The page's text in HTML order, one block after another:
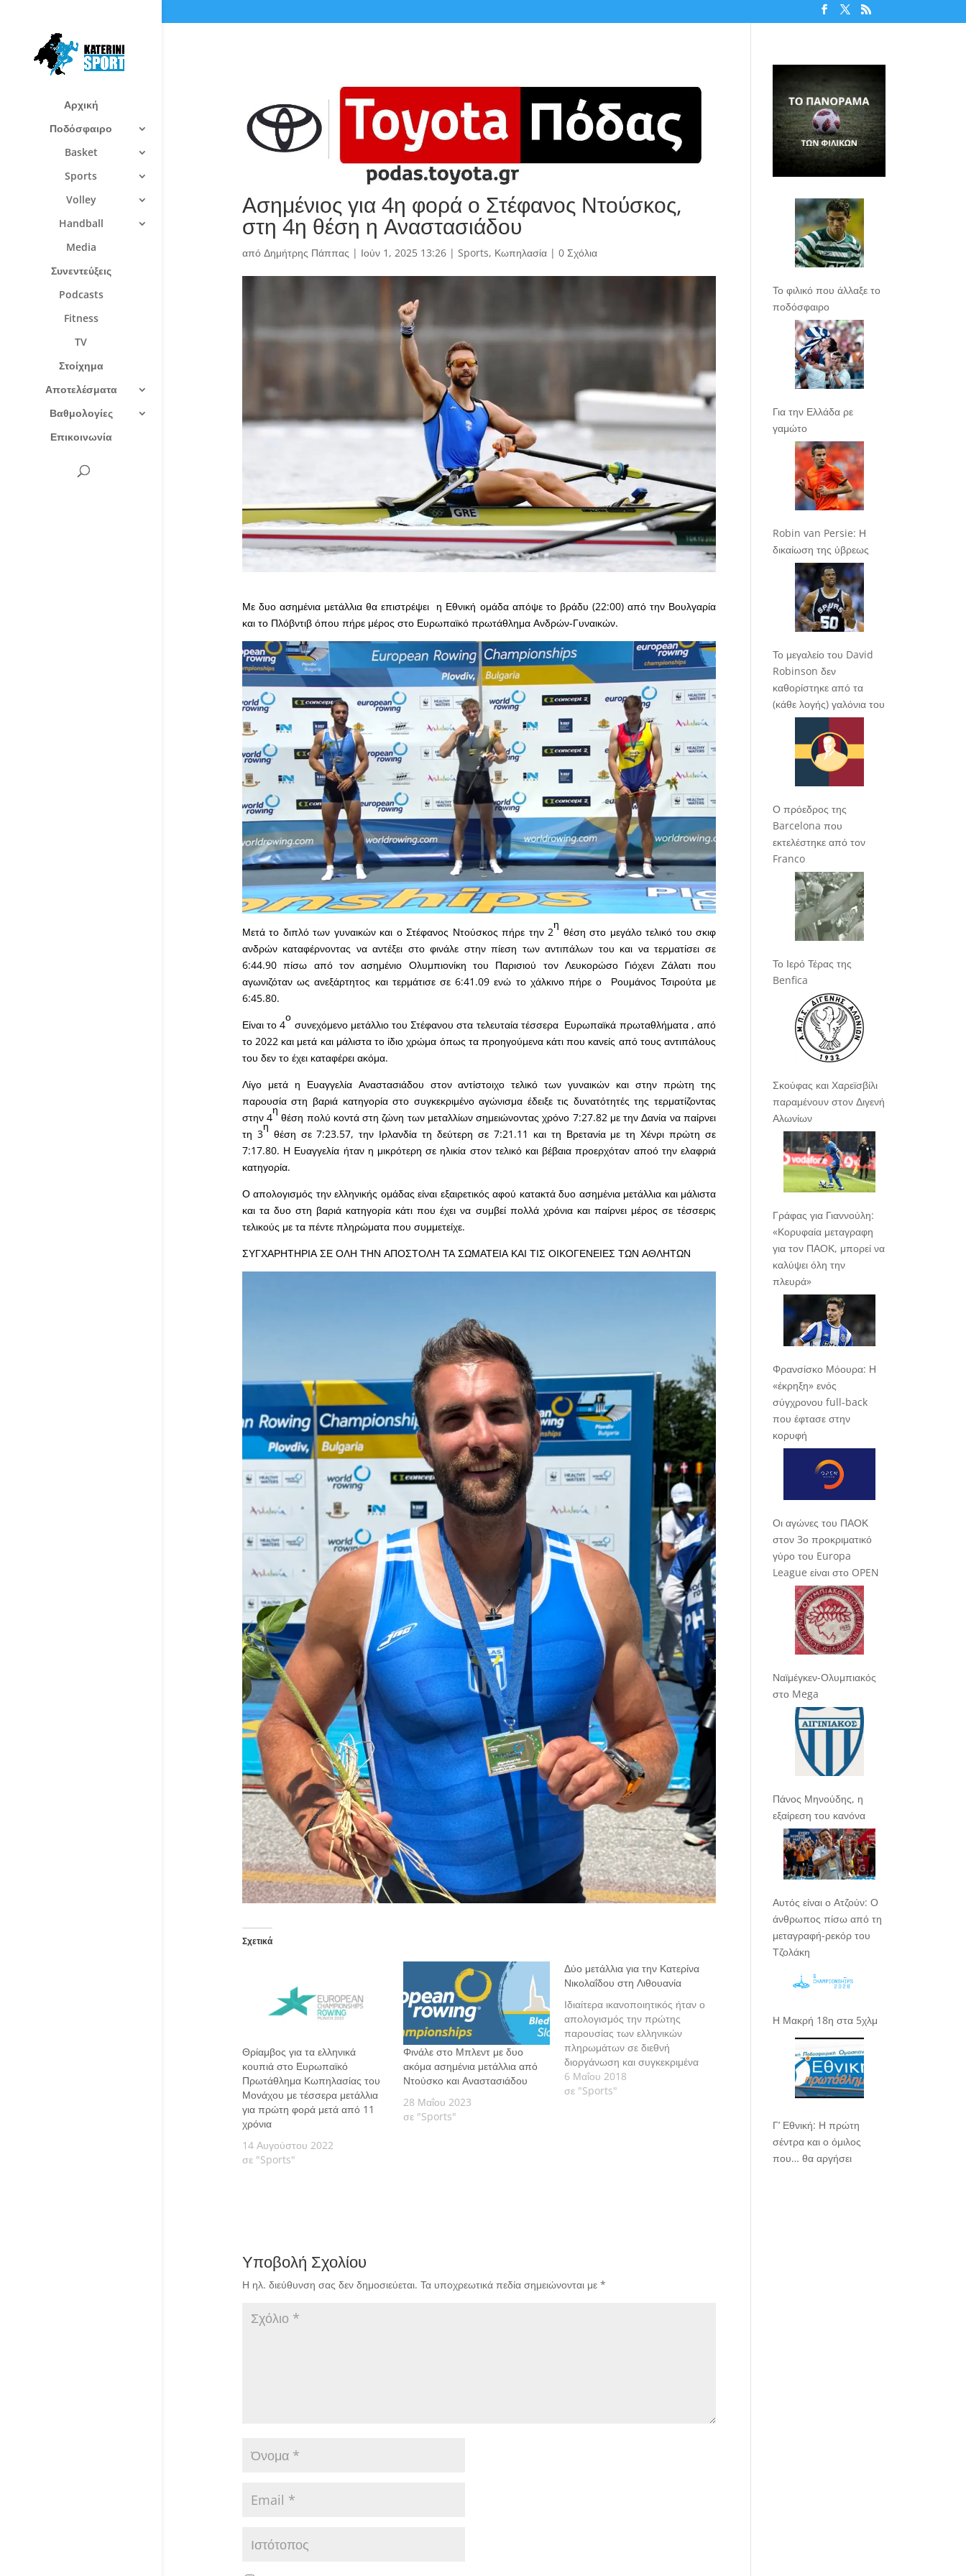
Αρχική
Ποδόσφαιρο
Basket
Sports
Volley
Handball
Media
Συνεντεύξεις
Podcasts
Fitness
TV
Στοίχημα
Αποτελέσματα
Βαθμολογίες
Επικοινωνία
Ασημένιος για 4η φορά ο Στέφανος Ντούσκος,
στη 4η θέση η Αναστασιάδου
από Δημήτρης Πάππας | Ιούν 1, 2025 13:26| Sports, Κωπηλασία| 0 Σχόλια
Με δυο ασημένια μετάλλια θα επιστρέψει η Εθνική ομάδα απόψε το βράδυ (22:00) από την Βουλγαρία
και το Πλόβντιβ όπου πήρε μέρος στο Ευρωπαϊκό πρωτάθλημα Ανδρών-Γυναικών.
Μετά το διπλό των γυναικών και ο Στέφανος Ντούσκος πήρε την 2
η
θέση στο μεγάλο τελικό του σκιφ
ανδρών καταφέρνοντας να αντέξει στο φινάλε στην πίεση των αντιπάλων του και να τερματίσει σε
6:44.90 πίσω από τον ασημένιο Ολυμπιονίκη του Παρισιού τον Λευκορώσο Γιόχενι Ζάλατι που
αγωνιζόταν ως ανεξάρτητος και τερμάτισε σε 6:41.09 ενώ το χάλκινο πήρε ο Ρουμάνος Τσιρούτα με
6:45.80.
Είναι το 4
ο
συνεχόμενο μετάλλιο του Στέφανου στα τελευταία τέσσερα Ευρωπαϊκά πρωταθλήματα , από
το 2022 και μετά και μάλιστα το ίδιο χρώμα όπως τα προηγούμενα κάτι που κανείς από τους αντιπάλους
του δεν το έχει καταφέρει ακόμα.
Λίγο μετά η Ευαγγελία Αναστασιάδου στον αντίστοιχο τελικό των γυναικών και στην πρώτη της
παρουσία στη βαριά κατηγορία στο συγκεκριμένο αγώνισμα έδειξε τις δυνατότητές της τερματίζοντας
στην 4
η
θέση πολύ κοντά στη ζώνη των μεταλλίων σημειώνοντας χρόνο 7:27.82 με την Δανία να παίρνει
τη 3
η
θέση σε 7:23.57, την Ιρλανδία τη δεύτερη σε 7:21.11 και τη Βρετανία με τη Χένρι πρώτη σε
7:17.80. Η Ευαγγελία ήταν η μικρότερη σε ηλικία στον τελικό και βέβαια προερχόταν αποό την ελαφριά
κατηγορία.
Ο απολογισμός την ελληνικής ομάδας είναι εξαιρετικός αφού κατακτά δυο ασημένια μετάλλια και μάλιστα
και τα δυο στη βαριά κατηγορία κάτι που έχει να συμβεί πολλά χρόνια και παίρνει μέρος σε τέσσερις
τελικούς με τα πέντε πληρώματα που συμμετείχε.
ΣΥΓΧΑΡΗΤΗΡΙΑ ΣΕ ΟΛΗ ΤΗΝ ΑΠΟΣΤΟΛΗ ΤΑ ΣΩΜΑΤΕΙΑ ΚΑΙ ΤΙΣ ΟΙΚΟΓΕΝΕΙΕΣ ΤΩΝ ΑΘΛΗΤΩΝ
Σχετικά
Θρίαμβος για τα ελληνικά
κουπιά στο Ευρωπαϊκό
Πρωτάθλημα Κωπηλασίας του
Μονάχου με τέσσερα μετάλλια
για πρώτη φορά μετά από 11
χρόνια
14 Αυγούστου 2022
σε "Sports"
Φινάλε στο Μπλεντ με δυο
ακόμα ασημένια μετάλλια από
Ντούσκο και Αναστασιάδου
28 Μαΐου 2023
σε "Sports"
Δύο μετάλλια για την Κατερίνα
Νικολαΐδου στη Λιθουανία
Ιδιαίτερα ικανοποιητικός ήταν ο
απολογισμός την πρώτης
παρουσίας των ελληνικών
πληρωμάτων σε διεθνή
διοργάνωση και συγκεκριμένα
στη ρεγκάτα του Τρακάϊ της
Λιθουανίας που πήραν μέρος.
6 Μαΐου 2018
σε "Sports"
Υποβολή Σχολίου
Η ηλ. διεύθυνση σας δεν δημοσιεύεται. Τα υποχρεωτικά πεδία σημειώνονται με *
Το φιλικό που άλλαξε το
ποδόσφαιρο
Για την Ελλάδα ρε
γαμώτο
Robin van Persie: Η
δικαίωση της ύβρεως
Το μεγαλείο του David
Robinson δεν
καθορίστηκε από τα
(κάθε λογής) γαλόνια του
Ο πρόεδρος της
Barcelona που
εκτελέστηκε από τον
Franco
Το Ιερό Τέρας της
Benfica
Σκούφας και Χαρεϊσβίλι
παραμένουν στον Διγενή
Αλωνίων
Γράφας για Γιαννούλη:
«Κορυφαία μεταγραφη
για τον ΠΑΟΚ, μπορεί να
καλύψει όλη την
πλευρά»
Φρανσίσκο Μόουρα: Η
«έκρηξη» ενός
σύγχρονου full-back
που έφτασε στην
κορυφή
Οι αγώνες του ΠΑΟΚ
στον 3ο προκριματικό
γύρο του Europa
League είναι στο OPEN
Ναϊμέγκεν-Ολυμπιακός
στο Mega
Πάνος Μηνούδης, η
εξαίρεση του κανόνα
Αυτός είναι ο Ατζούν: Ο
άνθρωπος πίσω από τη
μεταγραφή-ρεκόρ του
Τζολάκη
Η Μακρή 18η στα 5χλμ
Γ’ Εθνική: Η πρώτη
σέντρα και ο όμιλος
που… θα αργήσει